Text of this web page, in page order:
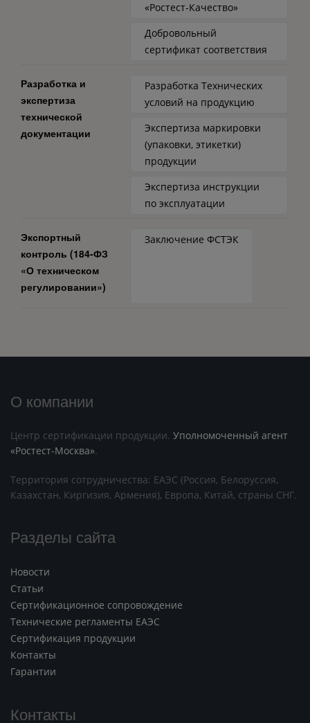
«Ростест-Качество»
Добровольный
сертификат соответствия
Разработка и
экспертиза
технической
документации
Разработка Технических
условий на продукцию
Экспертиза маркировки
(упаковки, этикетки)
продукции
Экспертиза инструкции
по эксплуатации
Экспортный
контроль (184-ФЗ
«О техническом
регулировании»)
Заключение ФСТЭК
О компании
Центр сертификации продукции. Уполномоченный агент
«Ростест-Москва».
Территория сотрудничества: ЕАЭС (Россия, Белоруссия,
Казахстан, Киргизия, Армения), Европа, Китай, страны СНГ.
Разделы сайта
Новости
Статьи
Сертификационное сопровождение
Технические регламенты ЕАЭС
Сертификация продукции
Контакты
Гарантии
Контакты